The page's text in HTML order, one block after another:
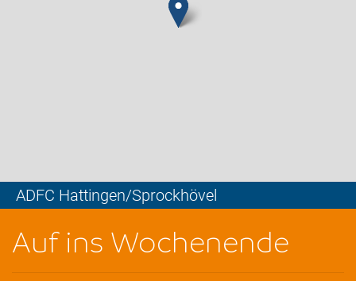
ADFC Hattingen/Sprockhövel
Auf ins Wochenende